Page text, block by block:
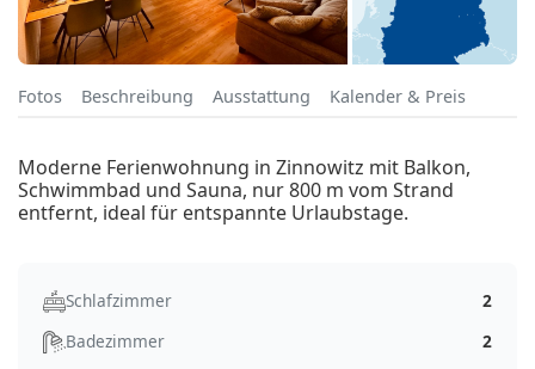
Fotos Beschreibung Ausstattung Kalender & Preis
Moderne Ferienwohnung in Zinnowitz mit Balkon,
Schwimmbad und Sauna, nur 800 m vom Strand
entfernt, ideal für entspannte Urlaubstage.
Schlafzimmer
2
Badezimmer
2